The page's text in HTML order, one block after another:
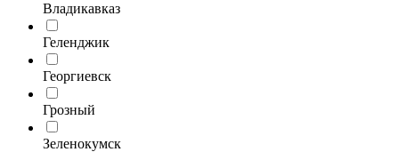
Владикавказ
Геленджик
Георгиевск
Грозный
Зеленокумск